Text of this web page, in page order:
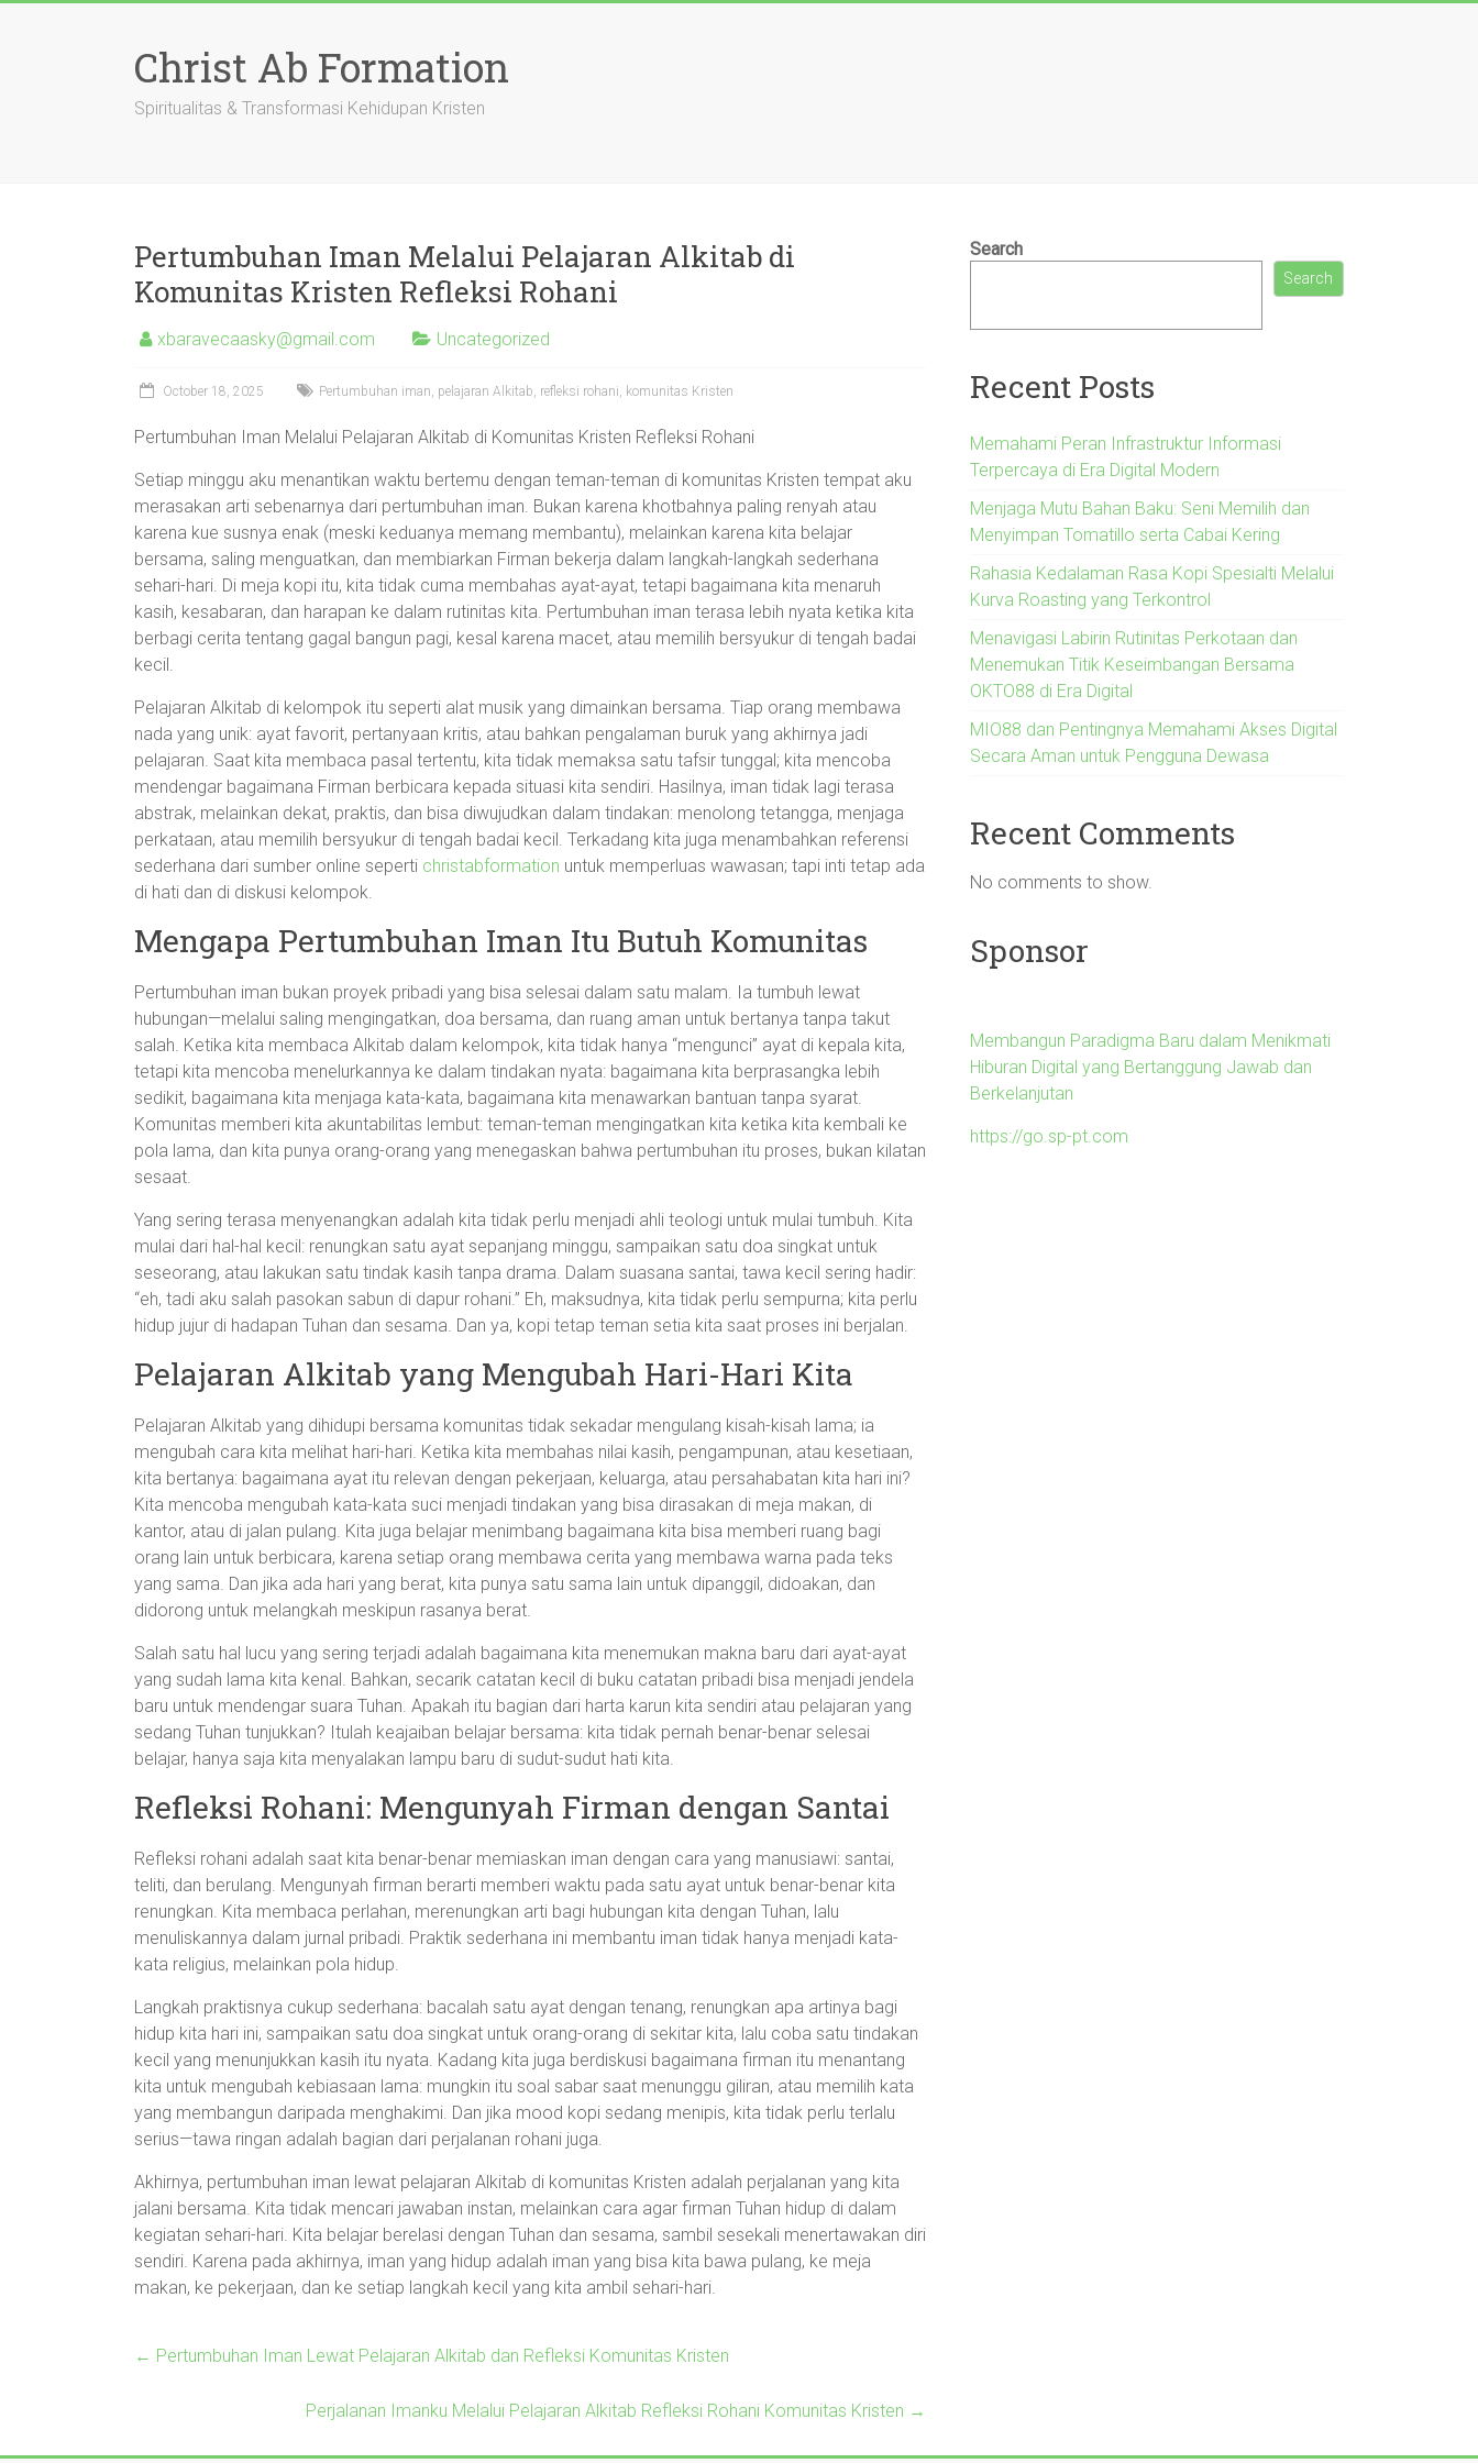
Christ Ab Formation
Spiritualitas & Transformasi Kehidupan Kristen
Pertumbuhan Iman Melalui Pelajaran Alkitab di
Komunitas Kristen Refleksi Rohani
xbaravecaasky@gmail.com Uncategorized
October 18, 2025 Pertumbuhan iman, pelajaran Alkitab, refleksi rohani, komunitas Kristen
Pertumbuhan Iman Melalui Pelajaran Alkitab di Komunitas Kristen Refleksi Rohani
Setiap minggu aku menantikan waktu bertemu dengan teman-teman di komunitas Kristen tempat aku
merasakan arti sebenarnya dari pertumbuhan iman. Bukan karena khotbahnya paling renyah atau
karena kue susnya enak (meski keduanya memang membantu), melainkan karena kita belajar
bersama, saling menguatkan, dan membiarkan Firman bekerja dalam langkah-langkah sederhana
sehari-hari. Di meja kopi itu, kita tidak cuma membahas ayat-ayat, tetapi bagaimana kita menaruh
kasih, kesabaran, dan harapan ke dalam rutinitas kita. Pertumbuhan iman terasa lebih nyata ketika kita
berbagi cerita tentang gagal bangun pagi, kesal karena macet, atau memilih bersyukur di tengah badai
kecil.
Pelajaran Alkitab di kelompok itu seperti alat musik yang dimainkan bersama. Tiap orang membawa
nada yang unik: ayat favorit, pertanyaan kritis, atau bahkan pengalaman buruk yang akhirnya jadi
pelajaran. Saat kita membaca pasal tertentu, kita tidak memaksa satu tafsir tunggal; kita mencoba
mendengar bagaimana Firman berbicara kepada situasi kita sendiri. Hasilnya, iman tidak lagi terasa
abstrak, melainkan dekat, praktis, dan bisa diwujudkan dalam tindakan: menolong tetangga, menjaga
perkataan, atau memilih bersyukur di tengah badai kecil. Terkadang kita juga menambahkan referensi
sederhana dari sumber online seperti christabformation untuk memperluas wawasan; tapi inti tetap ada
di hati dan di diskusi kelompok.
Mengapa Pertumbuhan Iman Itu Butuh Komunitas
Pertumbuhan iman bukan proyek pribadi yang bisa selesai dalam satu malam. Ia tumbuh lewat
hubungan—melalui saling mengingatkan, doa bersama, dan ruang aman untuk bertanya tanpa takut
salah. Ketika kita membaca Alkitab dalam kelompok, kita tidak hanya “mengunci” ayat di kepala kita,
tetapi kita mencoba menelurkannya ke dalam tindakan nyata: bagaimana kita berprasangka lebih
sedikit, bagaimana kita menjaga kata-kata, bagaimana kita menawarkan bantuan tanpa syarat.
Komunitas memberi kita akuntabilitas lembut: teman-teman mengingatkan kita ketika kita kembali ke
pola lama, dan kita punya orang-orang yang menegaskan bahwa pertumbuhan itu proses, bukan kilatan
sesaat.
Yang sering terasa menyenangkan adalah kita tidak perlu menjadi ahli teologi untuk mulai tumbuh. Kita
mulai dari hal-hal kecil: renungkan satu ayat sepanjang minggu, sampaikan satu doa singkat untuk
seseorang, atau lakukan satu tindak kasih tanpa drama. Dalam suasana santai, tawa kecil sering hadir:
“eh, tadi aku salah pasokan sabun di dapur rohani.” Eh, maksudnya, kita tidak perlu sempurna; kita perlu
hidup jujur di hadapan Tuhan dan sesama. Dan ya, kopi tetap teman setia kita saat proses ini berjalan.
Pelajaran Alkitab yang Mengubah Hari-Hari Kita
Pelajaran Alkitab yang dihidupi bersama komunitas tidak sekadar mengulang kisah-kisah lama; ia
mengubah cara kita melihat hari-hari. Ketika kita membahas nilai kasih, pengampunan, atau kesetiaan,
kita bertanya: bagaimana ayat itu relevan dengan pekerjaan, keluarga, atau persahabatan kita hari ini?
Kita mencoba mengubah kata-kata suci menjadi tindakan yang bisa dirasakan di meja makan, di
kantor, atau di jalan pulang. Kita juga belajar menimbang bagaimana kita bisa memberi ruang bagi
orang lain untuk berbicara, karena setiap orang membawa cerita yang membawa warna pada teks
yang sama. Dan jika ada hari yang berat, kita punya satu sama lain untuk dipanggil, didoakan, dan
didorong untuk melangkah meskipun rasanya berat.
Salah satu hal lucu yang sering terjadi adalah bagaimana kita menemukan makna baru dari ayat-ayat
yang sudah lama kita kenal. Bahkan, secarik catatan kecil di buku catatan pribadi bisa menjadi jendela
baru untuk mendengar suara Tuhan. Apakah itu bagian dari harta karun kita sendiri atau pelajaran yang
sedang Tuhan tunjukkan? Itulah keajaiban belajar bersama: kita tidak pernah benar-benar selesai
belajar, hanya saja kita menyalakan lampu baru di sudut-sudut hati kita.
Refleksi Rohani: Mengunyah Firman dengan Santai
Refleksi rohani adalah saat kita benar-benar memiaskan iman dengan cara yang manusiawi: santai,
teliti, dan berulang. Mengunyah firman berarti memberi waktu pada satu ayat untuk benar-benar kita
renungkan. Kita membaca perlahan, merenungkan arti bagi hubungan kita dengan Tuhan, lalu
menuliskannya dalam jurnal pribadi. Praktik sederhana ini membantu iman tidak hanya menjadi kata-
kata religius, melainkan pola hidup.
Langkah praktisnya cukup sederhana: bacalah satu ayat dengan tenang, renungkan apa artinya bagi
hidup kita hari ini, sampaikan satu doa singkat untuk orang-orang di sekitar kita, lalu coba satu tindakan
kecil yang menunjukkan kasih itu nyata. Kadang kita juga berdiskusi bagaimana firman itu menantang
kita untuk mengubah kebiasaan lama: mungkin itu soal sabar saat menunggu giliran, atau memilih kata
yang membangun daripada menghakimi. Dan jika mood kopi sedang menipis, kita tidak perlu terlalu
serius—tawa ringan adalah bagian dari perjalanan rohani juga.
Akhirnya, pertumbuhan iman lewat pelajaran Alkitab di komunitas Kristen adalah perjalanan yang kita
jalani bersama. Kita tidak mencari jawaban instan, melainkan cara agar firman Tuhan hidup di dalam
kegiatan sehari-hari. Kita belajar berelasi dengan Tuhan dan sesama, sambil sesekali menertawakan diri
sendiri. Karena pada akhirnya, iman yang hidup adalah iman yang bisa kita bawa pulang, ke meja
makan, ke pekerjaan, dan ke setiap langkah kecil yang kita ambil sehari-hari.
← Pertumbuhan Iman Lewat Pelajaran Alkitab dan Refleksi Komunitas Kristen
Perjalanan Imanku Melalui Pelajaran Alkitab Refleksi Rohani Komunitas Kristen →
Search
Search
Recent Posts
Memahami Peran Infrastruktur Informasi
Terpercaya di Era Digital Modern
Menjaga Mutu Bahan Baku: Seni Memilih dan
Menyimpan Tomatillo serta Cabai Kering
Rahasia Kedalaman Rasa Kopi Spesialti Melalui
Kurva Roasting yang Terkontrol
Menavigasi Labirin Rutinitas Perkotaan dan
Menemukan Titik Keseimbangan Bersama
OKTO88 di Era Digital
MIO88 dan Pentingnya Memahami Akses Digital
Secara Aman untuk Pengguna Dewasa
Recent Comments
No comments to show.
Sponsor
Membangun Paradigma Baru dalam Menikmati
Hiburan Digital yang Bertanggung Jawab dan
Berkelanjutan
https://go.sp-pt.com